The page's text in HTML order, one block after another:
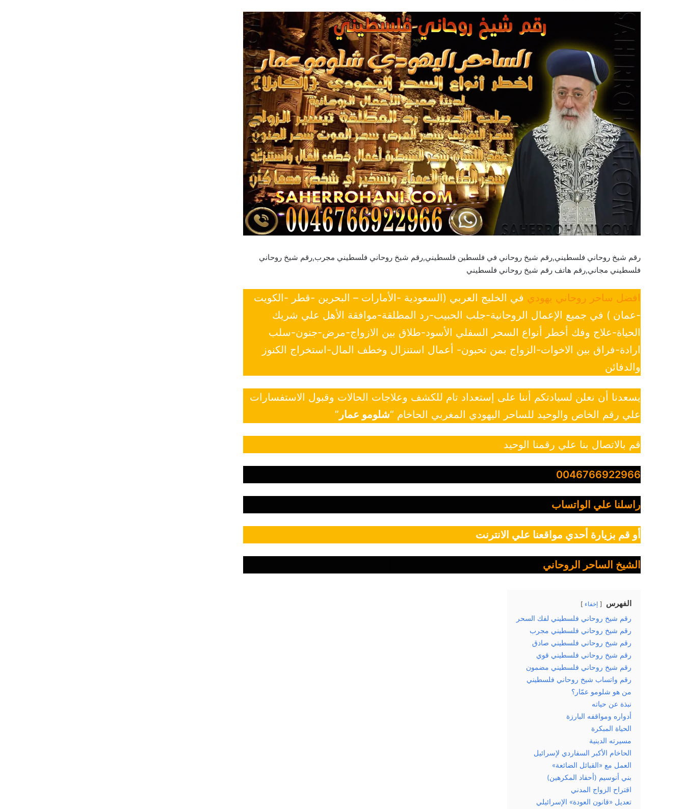
رقم شيخ روحاني فلسطيني,رقم شيخ روحاني في فلسطين فلسطيني,رقم شيخ روحاني فلسطيني مجرب,رقم شيخ روحاني
فلسطيني مجاني,رقم هاتف رقم شيخ روحاني فلسطيني
افضل ساحر روحاني يهودي في الخليج العربي (السعودية -الأمارات – البحرين -قطر -الكويت
-عمان ) في جميع الإعمال الروحانية-جلب الحبيب-رد المطلقة-موافقة الأهل علي شريك
الحياة-علاج وفك أخطر أنواع السحر السفلي الأسود-طلاق بين الازواج-مرض-جنون-سلب
ارادة-فراق بين الاخوات-الزواج بمن تحبون- أعمال استنزال وخطف المال-استخراج الكنوز
والدفائن
يسعدنا أن نعلن لسيادتكم أننا على إستعداد تام للكشف وعلاجات الحالات وقبول الاستفسارات
علي رقم الخاص والوحيد للساحر اليهودي المغربي الحاخام “شلومو عمار ”
قم بالاتصال بنا علي رقمنا الوحيد
0046766922966
راسلنا علي الواتساب
أو قم بزيارة أحدي مواقعنا علي الانترنت
الشيخ الساحر الروحاني
الفهرس إخفاء
رقم شيخ روحاني فلسطيني لفك السحر
رقم شيخ روحاني فلسطيني مجرب
رقم شيخ روحاني فلسطيني صادق
رقم شيخ روحاني فلسطيني قوي
رقم شيخ روحاني فلسطيني مضمون
رقم واتساب شيخ روحاني فلسطيني
من هو شلومو عمّار؟
نبذة عن حياته
أدواره ومواقفه البارزة
الحياة المبكرة
مسيرته الدينية
الحاخام الأكبر السفاردي لإسرائيل
العمل مع «القبائل الضائعة»
بني أنوسيم (أحفاد المكرهين)
اقتراح الزواج المدني
تعديل «قانون العودة» الإسرائيلي